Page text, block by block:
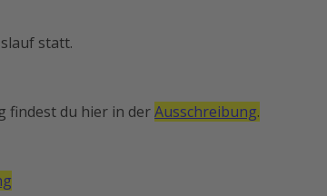
statt.
findest du hier in derAusschreibung.